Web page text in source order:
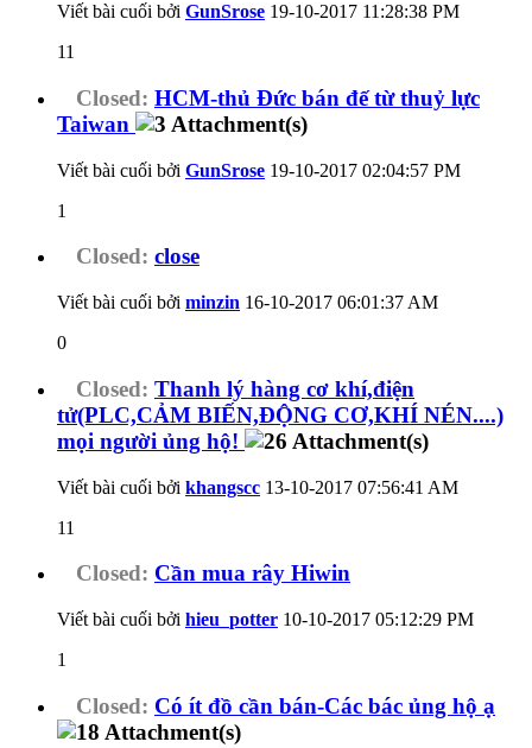
Viết bài cuối bởi GunSrose 19-10-2017 11:28:38 PM
11
Closed: HCM-thủ Đức bán đế từ thuỷ lực
Taiwan
Viết bài cuối bởi GunSrose 19-10-2017 02:04:57 PM
1
Closed: close
Viết bài cuối bởi minzin 16-10-2017 06:01:37 AM
0
Closed: Thanh lý hàng cơ khí,điện
tử(PLC,CẢM BIẾN,ĐỘNG CƠ,KHÍ NÉN....)
mọi người ủng hộ!
Viết bài cuối bởi khangscc 13-10-2017 07:56:41 AM
11
Closed: Cần mua rây Hiwin
Viết bài cuối bởi hieu_potter 10-10-2017 05:12:29 PM
1
Closed: Có ít đồ cần bán-Các bác ủng hộ ạ